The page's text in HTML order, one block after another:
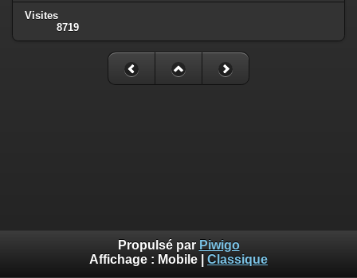
Visites
8719
Propulsé par Piwigo
Affichage : Mobile Classique